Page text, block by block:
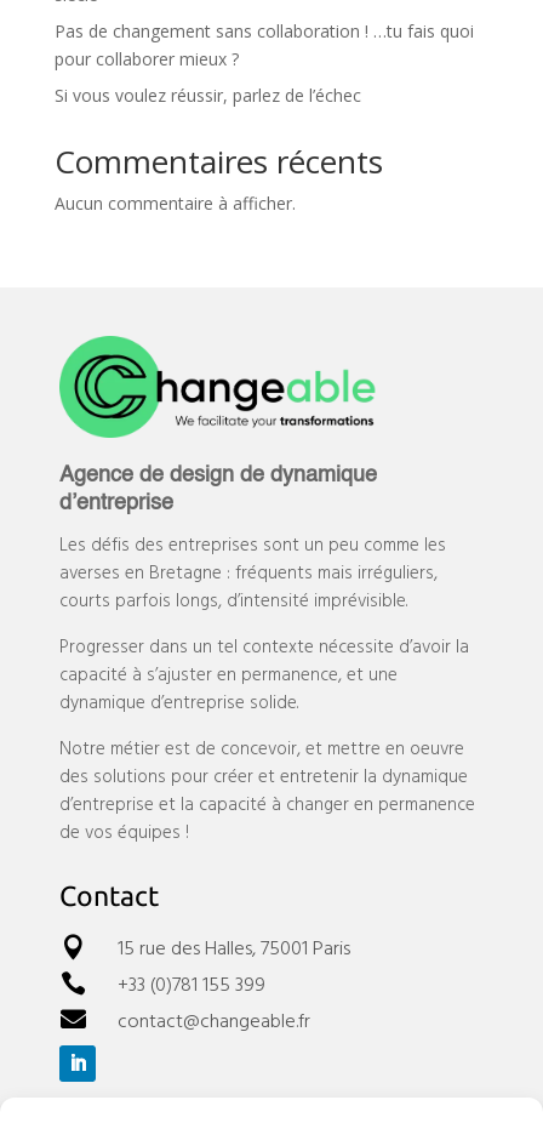
Pas de changement sans collaboration ! …tu fais quoi
pour collaborer mieux ?
Si vous voulez réussir, parlez de l’échec
Commentaires récents
Aucun commentaire à afficher.
Agence de design de dynamique
d’entreprise
Les défis des entreprises sont un peu comme les
averses en Bretagne : fréquents mais irréguliers,
courts parfois longs, d’intensité imprévisible.
Progresser dans un tel contexte nécessite d’avoir la
capacité à s’ajuster en permanence, et une
dynamique d’entreprise solide.
Notre métier est de concevoir, et mettre en oeuvre
des solutions pour créer et entretenir la dynamique
d’entreprise et la capacité à changer en permanence
de vos équipes !
Contact
 15 rue des Halles, 75001 Paris
 +33 (0)781 155 399
 contact@changeable.fr